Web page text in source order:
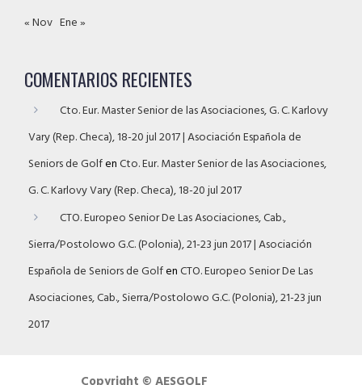
« Nov Ene »
COMENTARIOS RECIENTES
Cto. Eur. Master Senior de las Asociaciones, G. C. Karlovy
Vary (Rep. Checa), 18-20 jul 2017 | Asociación Española de
Seniors de GolfenCto. Eur. Master Senior de las Asociaciones,
G. C. Karlovy Vary (Rep. Checa), 18-20 jul 2017
CTO. Europeo Senior De Las Asociaciones, Cab.,
Sierra/Postolowo G.C. (Polonia), 21-23 jun 2017 | Asociación
Española de Seniors de GolfenCTO. Europeo Senior De Las
Asociaciones, Cab., Sierra/Postolowo G.C. (Polonia), 21-23 jun
2017